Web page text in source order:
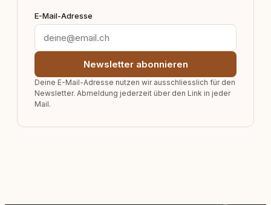
E-Mail-Adresse
Newsletter abonnieren
Deine E-Mail-Adresse nutzen wir ausschliesslich für den
Newsletter. Abmeldung jederzeit über den Link in jeder
Mail.